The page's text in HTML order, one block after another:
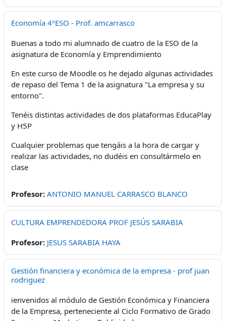
Economía 4ºESO - Prof. amcarrasco
Buenas a todo mi alumnado de cuatro de la ESO de la
asignatura de Economía y Emprendimiento
En este curso de Moodle os he dejado algunas actividades
de repaso del Tema 1 de la asignatura "La empresa y su
entorno".
Tenéis distintas actividades de dos plataformas EducaPlay
y H5P
Cualquier problemas que tengáis a la hora de cargar y
realizar las actividades, no dudéis en consultármelo en
clase
Profesor: ANTONIO MANUEL CARRASCO BLANCO
CULTURA EMPRENDEDORA PROF JESÚS SARABIA
Profesor: JESUS SARABIA HAYA
Gestión financiera y económica de la empresa - prof juan
rodriguez
ienvenidos al módulo de Gestión Económica y Financiera
de la Empresa, perteneciente al Ciclo Formativo de Grado